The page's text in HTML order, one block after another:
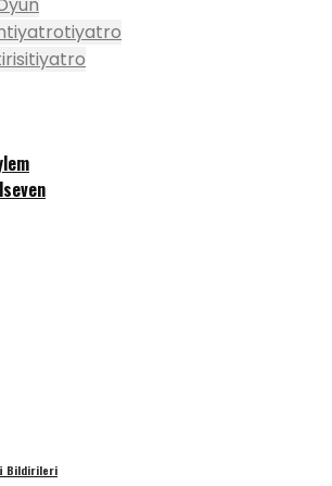
tiyatrotiyatro
tiyatro
Bildirileri